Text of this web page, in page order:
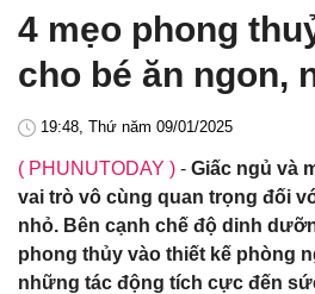
4 mẹo phong
cho bé ăn ngon,
19:48, Thứ năm 09/01/2025
( PHUNUTODAY ) - Giấc ngủ và
vai trò vô cùng quan trọng đối
nhỏ. Bên cạnh chế độ dinh
phong thủy vào thiết kế phòng
những tác động tích cực đến